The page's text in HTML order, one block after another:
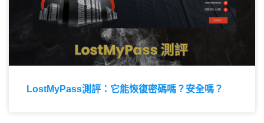
LostMyPass測評：它能恢復密碼嗎？安全嗎？